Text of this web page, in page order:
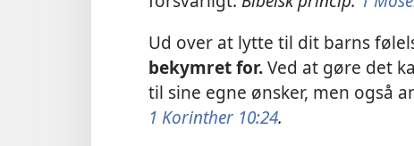
Ud over at lytte til dit barns
bekymret for.Ved at gøre det
til sine egne ønsker, men også
1 Korinther 10:24.